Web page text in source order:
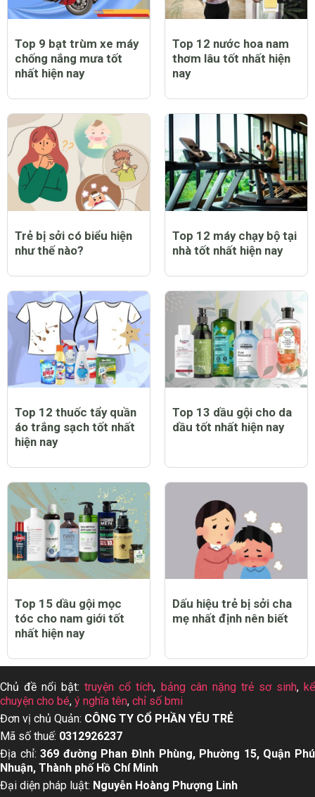
Top 9 bạt trùm xe máy
chống nắng mưa tốt
nhất hiện nay
Top 12 nước hoa nam
thơm lâu tốt nhất hiện
nay
Trẻ bị sởi có biểu hiện
như thế nào?
Top 12 máy chạy bộ tại
nhà tốt nhất hiện nay
Top 12 thuốc tẩy quần
áo trắng sạch tốt nhất
hiện nay
Top 13 dầu gội cho da
dầu tốt nhất hiện nay
Top 15 dầu gội mọc
tóc cho nam giới tốt
nhất hiện nay
Dấu hiệu trẻ bị sởi cha
mẹ nhất định nên biết
Chủ đề nổi bật:truyện cổ tích,bảng cân nặng trẻ sơ sinh